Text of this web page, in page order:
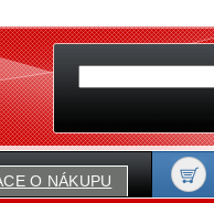
O NÁKUPU